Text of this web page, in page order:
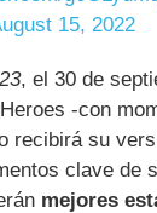
15, 2022
, el 30 de
-con
recibirá su
clave de
mejores